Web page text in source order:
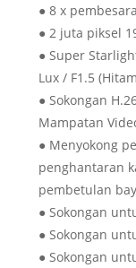
● 8 x
● 2 juta piksel
● Super
Lux / F1.5
● Sokongan
Mampatan
● Menyokong
penghantaran
pembetulan
● Sokongan
● Sokongan
● Sokongan